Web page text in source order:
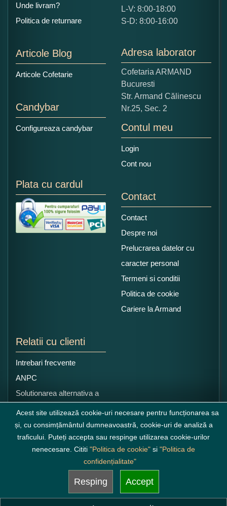
Ce nota acordati acestui produs?
5
Copiati alaturi numarul din imagine:
Unde livram?
Politica de returnare
Articole Blog
Articole Cofetarie
Candybar
Configureaza candybar
L-V: 8:00-18:00
S-D: 8:00-16:00
Adresa laborator
Cofetaria ARMAND
Bucuresti
Str. Armand Călinescu
Nr.25, Sec. 2
Contul meu
Login
Cont nou
Plata cu cardul
Contact
Contact
Despre noi
Prelucrarea datelor cu
caracter personal
Termeni si conditii
Politica de cookie
Cariere la Armand
Relatii cu clienti
Intrebari frecvente
ANPC
Solutionarea alternativa a
litigiilor
Acest site utilizează cookie-uri necesare pentru funcționarea sa
și, cu consimțământul dumneavoastră, cookie-uri de analiză a
traficului. Puteți accepta sau respinge utilizarea cookie-urilor
nenecesare. Cititi "Politica de cookie" si "Politica de
confidențialitate"
Resping Accept